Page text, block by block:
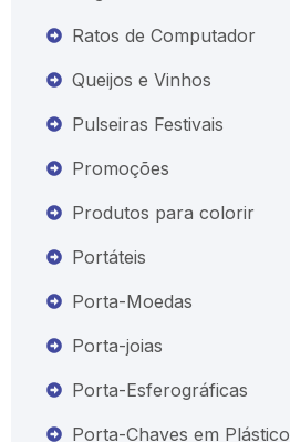
Ratos de Computador
Queijos e Vinhos
Pulseiras Festivais
Promoções
Produtos para colorir
Portáteis
Porta-Moedas
Porta-joias
Porta-Esferográficas
Porta-Chaves em Plástico